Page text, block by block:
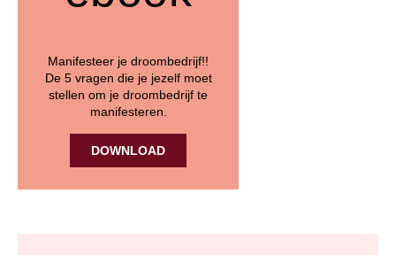
Manifesteer je droombedrijf!!
De 5 vragen die je jezelf moet
stellen om je droombedrijf te
manifesteren.
DOWNLOAD